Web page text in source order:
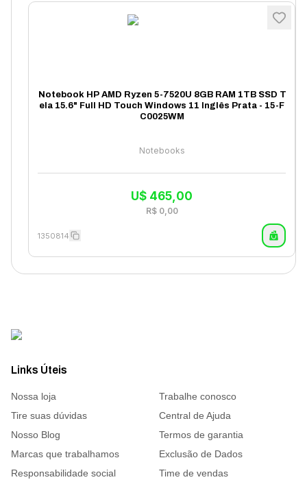
Notebook HP AMD Ryzen 5-7520U 8GB RAM 1TB SSD T
ela 15.6" Full HD Touch Windows 11 Inglês Prata - 15-F
C0025WM
Notebooks
U$ 465,00
R$ 0,00
1350814
Links Úteis
Nossa loja
Trabalhe conosco
Tire suas dúvidas
Central de Ajuda
Nosso Blog
Termos de garantia
Marcas que trabalhamos
Exclusão de Dados
Responsabilidade social
Time de vendas